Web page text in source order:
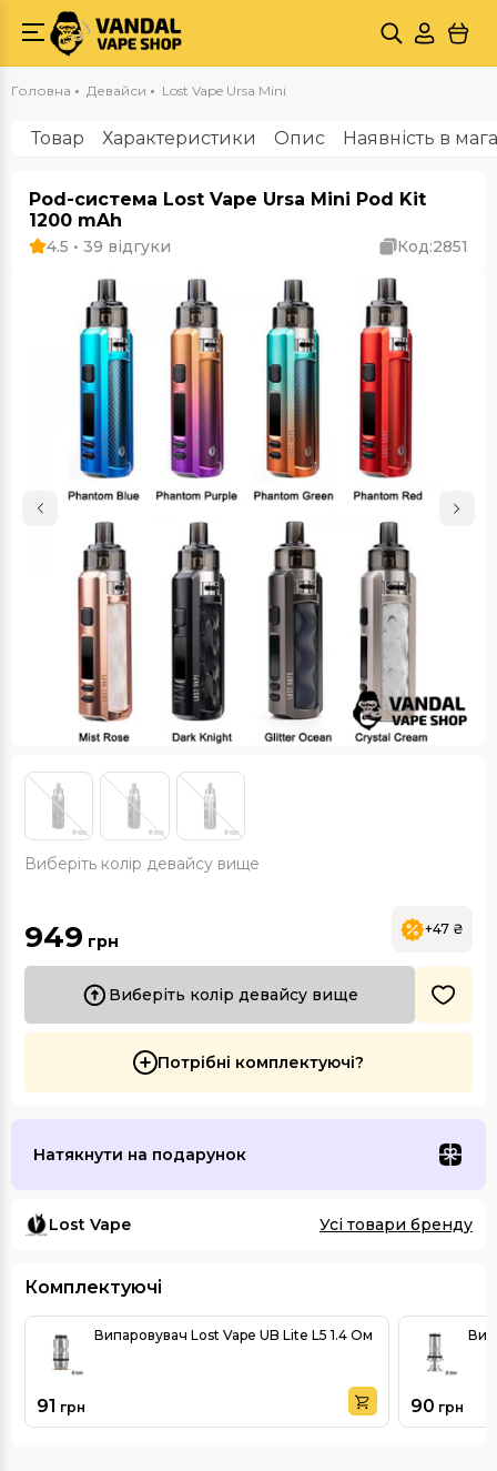
Головна Девайси Lost Vape Ursa Mini
Товар Характеристики Опис Наявність в
Pod-система Lost Vape Ursa Mini Pod Kit
1200 mAh
4.5 • 39 відгуки Код:2851
Виберіть колір девайсу вище
949 грн
+47 ₴
Виберіть колір девайсу вище
Потрібні комплектуючі?
Натякнути на подарунок
Lost Vape Усі товари бренду
Комплектуючі
Випаровувач Lost Vape UB Lite L5 1.4 Ом
91 грн 90 грн